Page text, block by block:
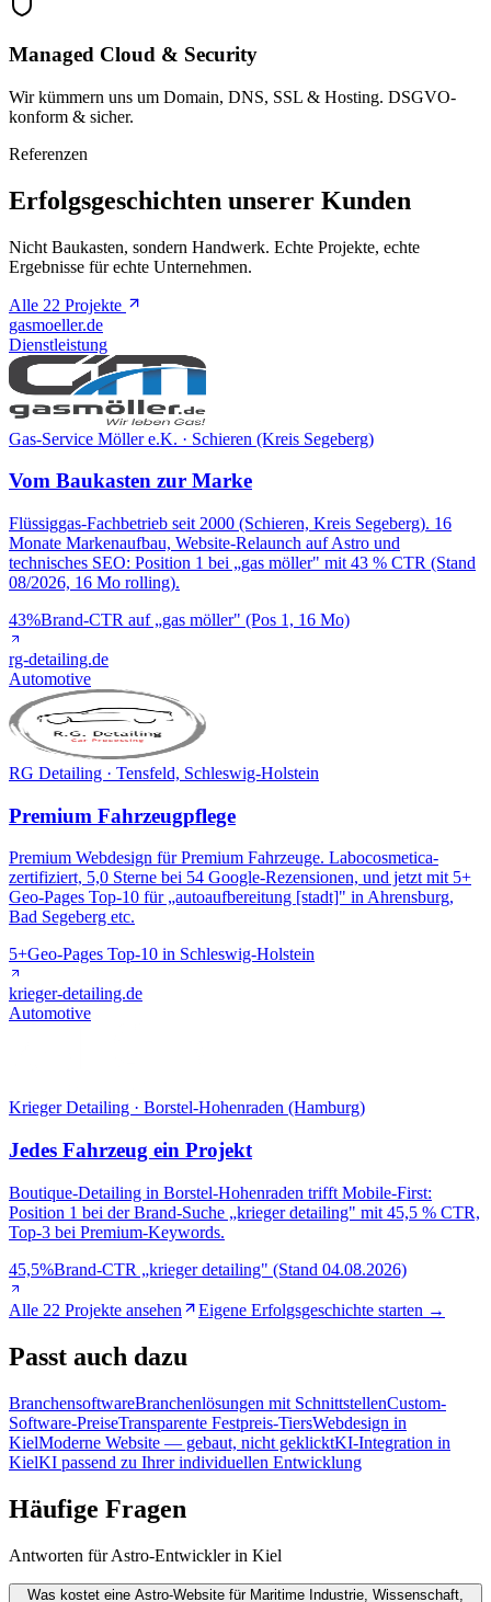
Managed Cloud & Security
Wir kümmern uns um Domain, DNS, SSL & Hosting. DSGVO-
konform & sicher.
Referenzen
Erfolgsgeschichten unserer Kunden
Nicht Baukasten, sondern Handwerk. Echte Projekte, echte
Ergebnisse für echte Unternehmen.
Alle 22 Projekte
gasmoeller.de
Dienstleistung
Gas-Service Möller e.K. · Schieren (Kreis Segeberg)
Vom Baukasten zur Marke
Flüssiggas-Fachbetrieb seit 2000 (Schieren, Kreis Segeberg). 16
Monate Markenaufbau, Website-Relaunch auf Astro und
technisches SEO: Position 1 bei „gas möller" mit 43 % CTR (Stand
08/2026, 16 Mo rolling).
43%Brand-CTR auf „gas möller" (Pos 1, 16 Mo)
rg-detailing.de
Automotive
RG Detailing · Tensfeld, Schleswig-Holstein
Premium Fahrzeugpflege
Premium Webdesign für Premium Fahrzeuge. Labocosmetica-
zertifiziert, 5,0 Sterne bei 54 Google-Rezensionen, und jetzt mit 5+
Geo-Pages Top-10 für „autoaufbereitung [stadt]" in Ahrensburg,
Bad Segeberg etc.
5+Geo-Pages Top-10 in Schleswig-Holstein
krieger-detailing.de
Automotive
Krieger Detailing · Borstel-Hohenraden (Hamburg)
Jedes Fahrzeug ein Projekt
Boutique-Detailing in Borstel-Hohenraden trifft Mobile-First:
Position 1 bei der Brand-Suche „krieger detailing" mit 45,5 % CTR,
Top-3 bei Premium-Keywords.
45,5%Brand-CTR „krieger detailing" (Stand 04.08.2026)
Alle 22 Projekte ansehen Eigene Erfolgsgeschichte starten →
Passt auch dazu
BranchensoftwareBranchenlösungen mit SchnittstellenCustom-
Software-PreiseTransparente Festpreis-TiersWebdesign in
KielModerne Website — gebaut, nicht geklicktKI-Integration in
KielKI passend zu Ihrer individuellen Entwicklung
Häufige Fragen
Antworten für Astro-Entwickler in Kiel
Was kostet eine Astro-Website für Maritime Industrie, Wissenschaft,